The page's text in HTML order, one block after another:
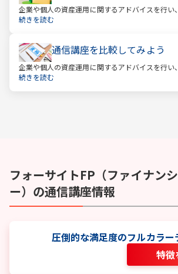
企業や個人の資産運用に関するアドバイスを行い
計を提案するファイナンシャルプランナー。
続きを読む
通信講座を比較してみよう
企業や個人の資産運用に関するアドバイスを行い
計を提案するファイナンシャルプランナー。
続きを読む
フォーサイトFP（ファイナン
ー） の通信講座情報
圧倒的な満足度のフルカラー
特徴